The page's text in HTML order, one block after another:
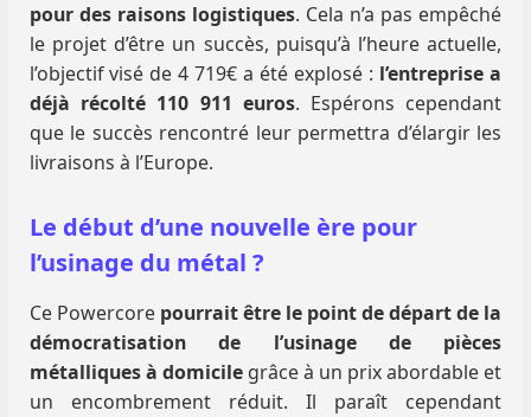
pour des raisons logistiques. Cela n’a pas empêché
le projet d’être un succès, puisqu’à l’heure actuelle,
l’objectif visé de 4 719€ a été explosé : l’entreprise a
déjà récolté 110 911 euros. Espérons cependant
que le succès rencontré leur permettra d’élargir les
livraisons à l’Europe.
Le début d’une nouvelle ère pour
l’usinage du métal ?
Ce Powercore pourrait être le point de départ de la
démocratisation de l’usinage de pièces
métalliques à domicile grâce à un prix abordable et
un encombrement réduit. Il paraît cependant